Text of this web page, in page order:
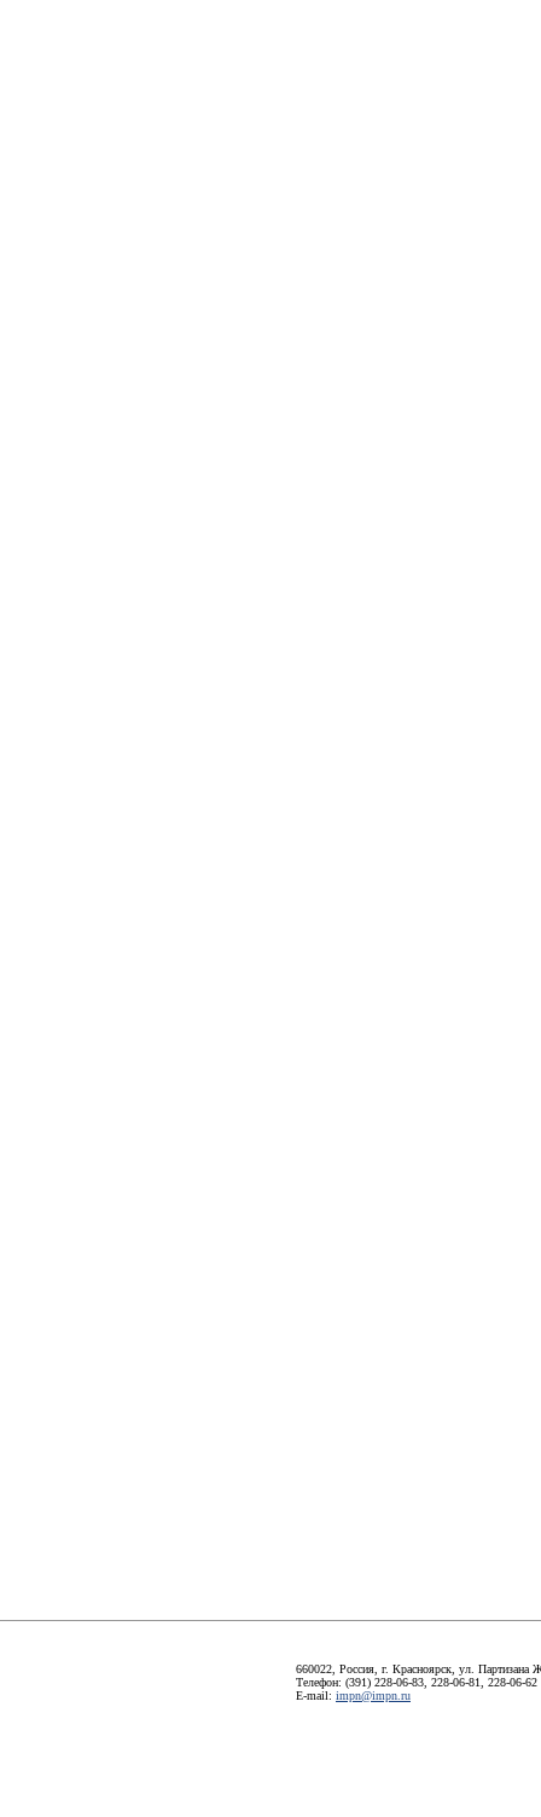
660022, Россия, г. Красноярск, ул. Партизана
Телефон: (391) 228-06-83, 228-06-81, 228-06-62
E-mail: impn@impn.ru